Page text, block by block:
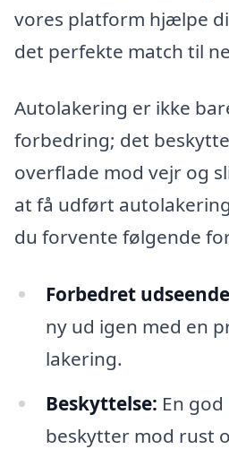
vores platform hjælpe
det perfekte match til
Autolakering er ikke
forbedring; det
overflade mod vejr og
at få udført
du forvente følgende
Forbedret
ny ud igen med en
lakering.
Beskyttelse: En
beskytter mod rust